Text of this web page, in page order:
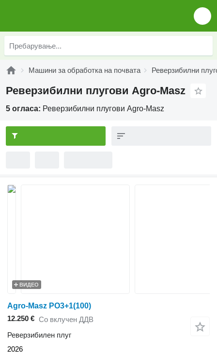
Машини за обработка на почвата Реверзибилни
Реверзибилни плугови Agro-Masz
5 огласа: Реверзибилни плугови Agro-Masz
ВИДЕО
Agro-Masz PO3+1(100)
12.250 € Со вклучен ДДВ
Реверзибилен плуг
2026